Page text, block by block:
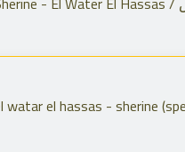
watar el hassas - sherine